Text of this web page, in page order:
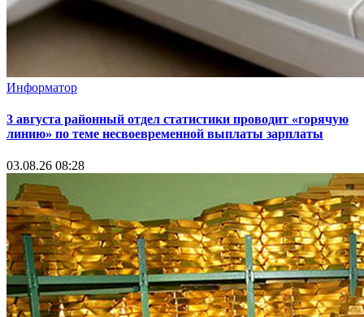
Информатор
3 августа районный отдел статистики проводит «горячую
линию» по теме несвоевременной выплаты зарплаты
03.08.26 08:28